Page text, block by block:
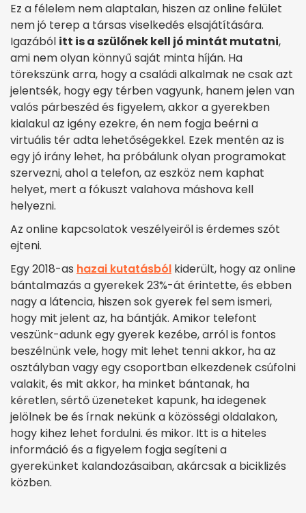
Ez a félelem nem alaptalan, hiszen az online felület
nem jó terep a társas viselkedés elsajátítására.
Igazából itt is a szülőnek kell jó mintát mutatni,
ami nem olyan könnyű saját minta híján. Ha
törekszünk arra, hogy a családi alkalmak ne csak azt
jelentsék, hogy egy térben vagyunk, hanem jelen van
valós párbeszéd és figyelem, akkor a gyerekben
kialakul az igény ezekre, én nem fogja beérni a
virtuális tér adta lehetőségekkel. Ezek mentén az is
egy jó irány lehet, ha próbálunk olyan programokat
szervezni, ahol a telefon, az eszköz nem kaphat
helyet, mert a fókuszt valahova máshova kell
helyezni.
Az online kapcsolatok veszélyeiről is érdemes szót
ejteni.
Egy 2018-as hazai kutatásból kiderült, hogy az online
bántalmazás a gyerekek 23%-át érintette, és ebben
nagy a látencia, hiszen sok gyerek fel sem ismeri,
hogy mit jelent az, ha bántják. Amikor telefont
veszünk-adunk egy gyerek kezébe, arról is fontos
beszélnünk vele, hogy mit lehet tenni akkor, ha az
osztályban vagy egy csoportban elkezdenek csúfolni
valakit, és mit akkor, ha minket bántanak, ha
kéretlen, sértő üzeneteket kapunk, ha idegenek
jelölnek be és írnak nekünk a közösségi oldalakon,
hogy kihez lehet fordulni. és mikor. Itt is a hiteles
információ és a figyelem fogja segíteni a
gyerekünket kalandozásaiban, akárcsak a biciklizés
közben.